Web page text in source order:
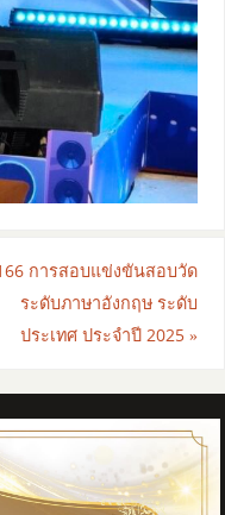
การสอบแข่งขันสอบวัด
ระดับภาษาอังกฤษ ระดับ
ประเทศ ประจำปี 2025»